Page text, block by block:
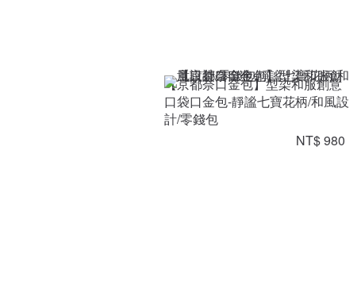
【京都奈口金包】型染和服創意
口袋口金包-靜謐七寶花柄/和風設
計/零錢包
NT$ 980